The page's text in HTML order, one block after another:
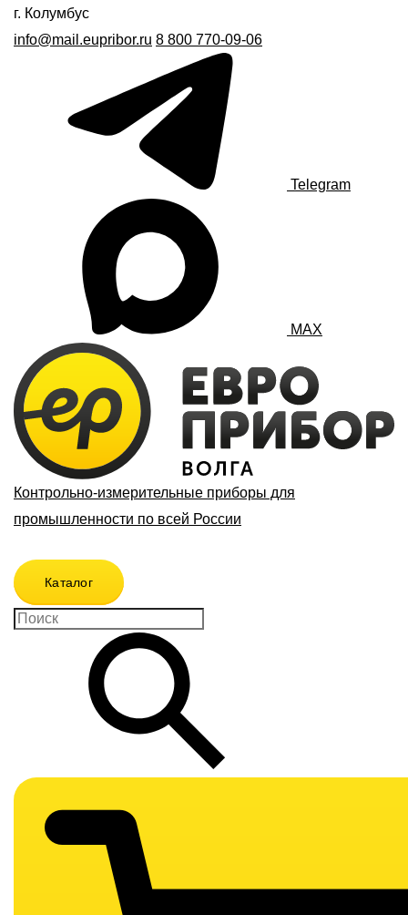
г. Колумбус
info@mail.eupribor.ru 8 800 770-09-06
Telegram
MAX
Контрольно-измерительные приборы для
промышленности по всей России
Каталог